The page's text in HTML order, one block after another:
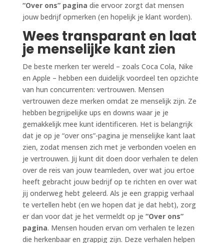
“Over ons” pagina die ervoor zorgt dat mensen
jouw bedrijf opmerken (en hopelijk je klant worden).
Wees transparant en laat
je menselijke kant zien
De beste merken ter wereld – zoals Coca Cola, Nike
en Apple – hebben een duidelijk voordeel ten opzichte
van hun concurrenten: vertrouwen. Mensen
vertrouwen deze merken omdat ze menselijk zijn. Ze
hebben begrijpelijke ups en downs waar je je
gemakkelijk mee kunt identificeren. Het is belangrijk
dat je op je “over ons”-pagina je menselijke kant laat
zien, zodat mensen zich met je verbonden voelen en
je vertrouwen. Jij kunt dit doen door verhalen te delen
over de reis van jouw teamleden, over wat jou ertoe
heeft gebracht jouw bedrijf op te richten en over wat
jij onderweg hebt geleerd. Als je een grappig verhaal
te vertellen hebt (en we hopen dat je dat hebt), zorg
er dan voor dat je het vermeldt op je “Over ons”
pagina. Mensen houden ervan om verhalen te lezen
die herkenbaar en grappig zijn. Deze verhalen helpen